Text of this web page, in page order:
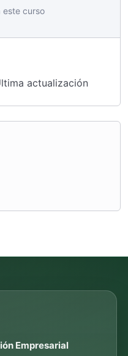
este curso
actualización
Empresarial